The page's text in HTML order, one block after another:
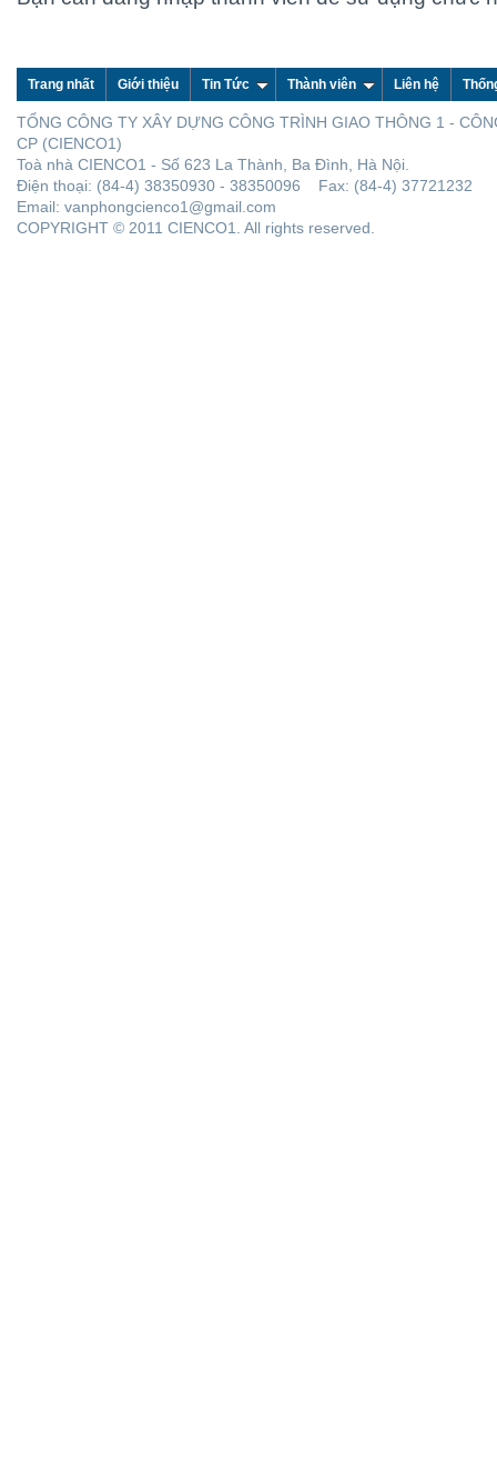
Trang nhất Giới thiệu Tin Tức Thành viên Liên hệ
TỔNG CÔNG TY XÂY DỰNG CÔNG TRÌNH GIAO THÔNG 1 -
CP (CIENCO1)
Toà nhà CIENCO1 - Số 623 La Thành, Ba Đình, Hà Nội.
Điện thoại: (84-4) 38350930 - 38350096 Fax: (84-4) 37721232
Email: vanphongcienco1@gmail.com
COPYRIGHT © 2011 CIENCO1. All rights reserved.